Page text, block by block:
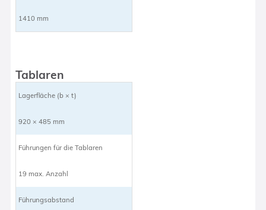
1410 mm
Tablaren
Lagerfläche (b × t)
920 × 485 mm
Führungen für die Tablaren
19 max. Anzahl
Führungsabstand